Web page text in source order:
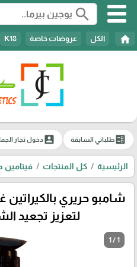
search
home الكل عروضات خاصة K18
ballotطلباتي السابقة account_boxدخول تجار
الرئيسية كل المنتجات فيتامين
شامبو حريري بالكيراتين
لتعزيز تجعيد الشعر
1 / 1